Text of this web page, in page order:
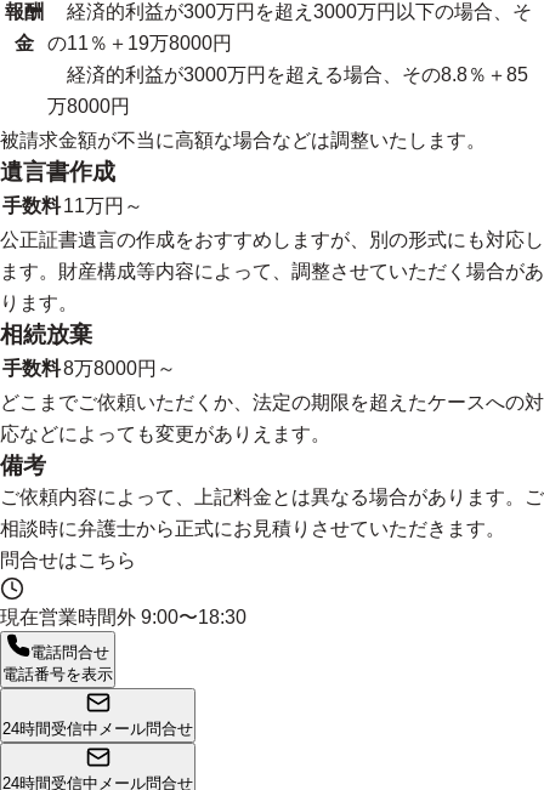
報酬
金
経済的利益が300万円を超え3000万円以下の場合、そ
の11％＋19万8000円
経済的利益が3000万円を超える場合、その8.8％＋85
万8000円
被請求金額が不当に高額な場合などは調整いたします。
遺言書作成
手数料11万円～
公正証書遺言の作成をおすすめしますが、別の形式にも対応し
ます。財産構成等内容によって、調整させていただく場合があ
ります。
相続放棄
手数料8万8000円～
どこまでご依頼いただくか、法定の期限を超えたケースへの対
応などによっても変更がありえます。
備考
ご依頼内容によって、上記料金とは異なる場合があります。ご
相談時に弁護士から正式にお見積りさせていただきます。
問合せはこちら
現在営業時間外 9:00〜18:30
電話問合せ
電話番号を表示
24時間受信中 メール問合せ
24時間受信中 メール問合せ